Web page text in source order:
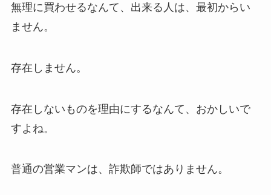
無理に買わせるなんて、出来る人は、最初からい
ません。
存在しません。
存在しないものを理由にするなんて、おかしいで
すよね。
普通の営業マンは、詐欺師ではありません。